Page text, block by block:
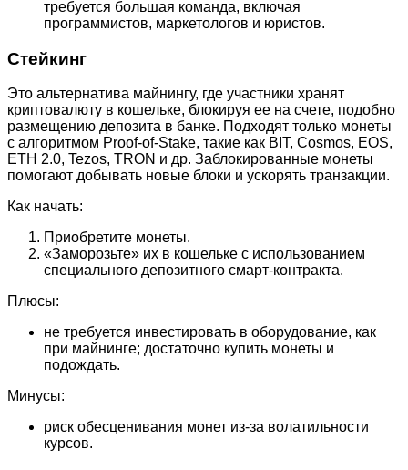
требуется большая команда, включая
программистов, маркетологов и юристов.
Стейкинг
Это альтернатива майнингу, где участники хранят
криптовалюту в кошельке, блокируя ее на счете, подобно
размещению депозита в банке. Подходят только монеты
с алгоритмом Proof-of-Stake, такие как BIT, Cosmos, EOS,
ETH 2.0, Tezos, TRON и др. Заблокированные монеты
помогают добывать новые блоки и ускорять транзакции.
Как начать:
Приобретите монеты.
«Заморозьте» их в кошельке с использованием
специального депозитного смарт-контракта.
Плюсы:
не требуется инвестировать в оборудование, как
при майнинге; достаточно купить монеты и
подождать.
Минусы:
риск обесценивания монет из-за волатильности
курсов.